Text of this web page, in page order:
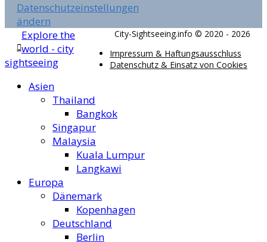
Datenschutzeinstellungen
ändern
City-Sightseeing.info © 2020 - 2026
Impressum & Haftungsausschluss
Datenschutz & Einsatz von Cookies
Explore the
world - city
sightseeing
Asien
Thailand
Bangkok
Singapur
Malaysia
Kuala Lumpur
Langkawi
Europa
Dänemark
Kopenhagen
Deutschland
Berlin